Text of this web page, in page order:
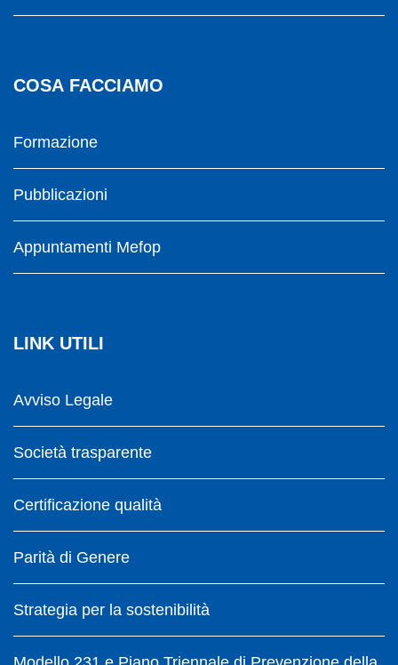
COSA FACCIAMO
Formazione
Pubblicazioni
Appuntamenti Mefop
LINK UTILI
Avviso Legale
Società trasparente
Certificazione qualità
Parità di Genere
Strategia per la sostenibilità